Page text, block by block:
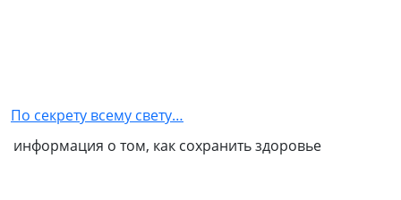
партнером
NSP
По секрету всему свету…
информация о том, как сохранить здоровье